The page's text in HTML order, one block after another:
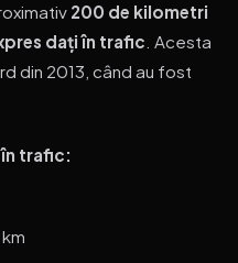
200 de kilometri
dați în trafic . Acesta
din 2013, când au fost
trafic: